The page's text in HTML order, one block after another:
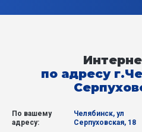
по адресу
По вашему
адресу:
Челябинск, ул
Серпуховская, 18